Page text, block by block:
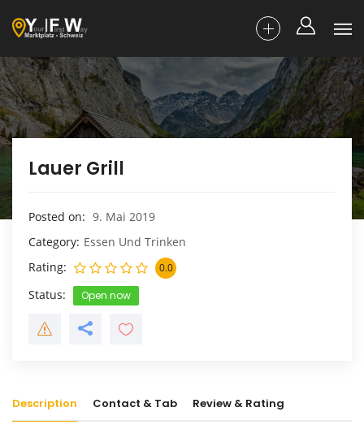
Lauer Grill
Posted on
9. Mai 2019
Category Essen Und Trinken
Rating
0.0
Status Open now
Description Contact & Tab Review & Rating